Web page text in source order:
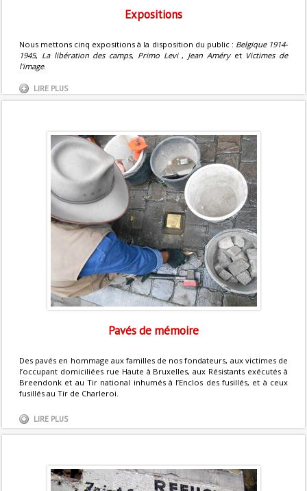
Expositions
Nous mettons cinq expositions à la disposition du public : Belgique 1914-
1945, La libération des camps, Primo Levi , Jean Améryet Victimes de
l'image.
LIRE PLUS
Pavés de mémoire
Des pavés en hommage aux familles de nos fondateurs, aux victimes de
l’occupant domiciliées rue Haute à Bruxelles, aux Résistants exécutés à
Breendonk et au Tir national inhumés à l’Enclos des fusillés, et à ceux
fusillés au Tir de Charleroi.
LIRE PLUS